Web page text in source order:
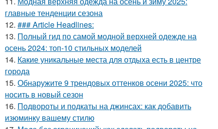
главные тенденции сезона
12. ### Article Headlines:
13. Полный гид по самой модной верхней одежде на
осень 2024: топ-10 стильных моделей
14. Какие уникальные места для отдыха есть в центре
города
15. Обнаружите 9 трендовых оттенков осени 2025: что
носить в новый сезон
16. Подвороты и подкаты на джинсах: как добавить
изюминку вашему стилю